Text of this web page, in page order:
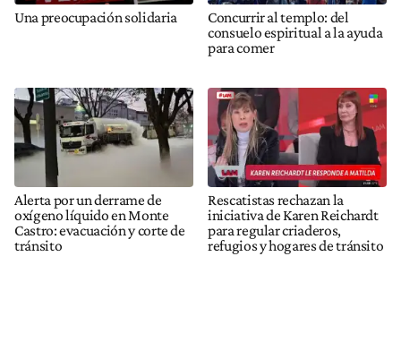
Una preocupación solidaria
Concurrir al templo: del
consuelo espiritual a la ayuda
para comer
Alerta por un derrame de
oxígeno líquido en Monte
Castro: evacuación y corte de
tránsito
Rescatistas rechazan la
iniciativa de Karen Reichardt
para regular criaderos,
refugios y hogares de tránsito